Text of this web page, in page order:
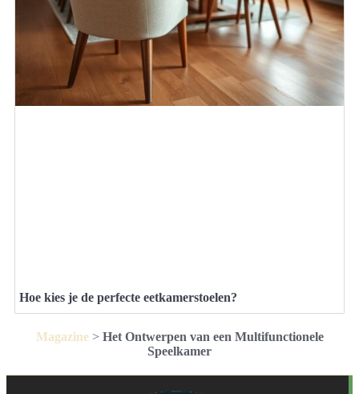
Hoe kies je de perfecte eetkamerstoelen?
Magazine> Het Ontwerpen van een Multifunctionele
Speelkamer